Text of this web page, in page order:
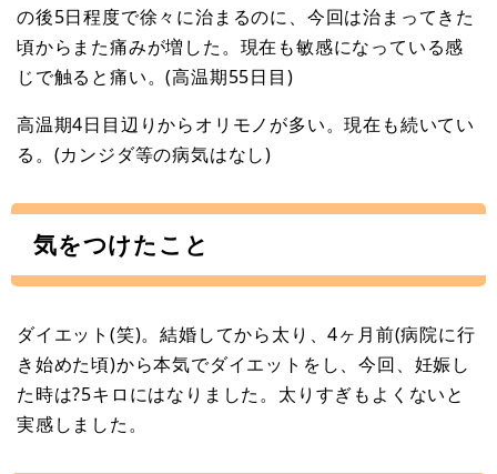
の後5日程度で徐々に治まるのに、今回は治まってきた
頃からまた痛みが増した。現在も敏感になっている感
じで触ると痛い。(高温期55日目)
高温期4日目辺りからオリモノが多い。現在も続いてい
る。(カンジダ等の病気はなし)
気をつけたこと
ダイエット(笑)。結婚してから太り、4ヶ月前(病院に行
き始めた頃)から本気でダイエットをし、今回、妊娠し
た時は?5キロにはなりました。太りすぎもよくないと
実感しました。